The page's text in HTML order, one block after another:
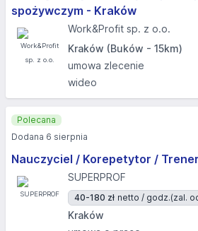
spożywczym - Kraków
Work&Profit sp. z o.o.
Kraków (Buków - 15km)
umowa zlecenie
wideo
Nauczyciel / Korepetytor / Trener
SUPERPROF
40-180 zł netto / godz.(zal.
Kraków
Polecana
Dodana 6 sierpnia